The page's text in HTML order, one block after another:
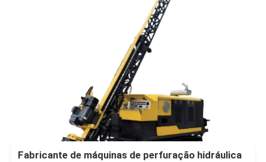
Fabricante de máquinas de perfuração hidráulica